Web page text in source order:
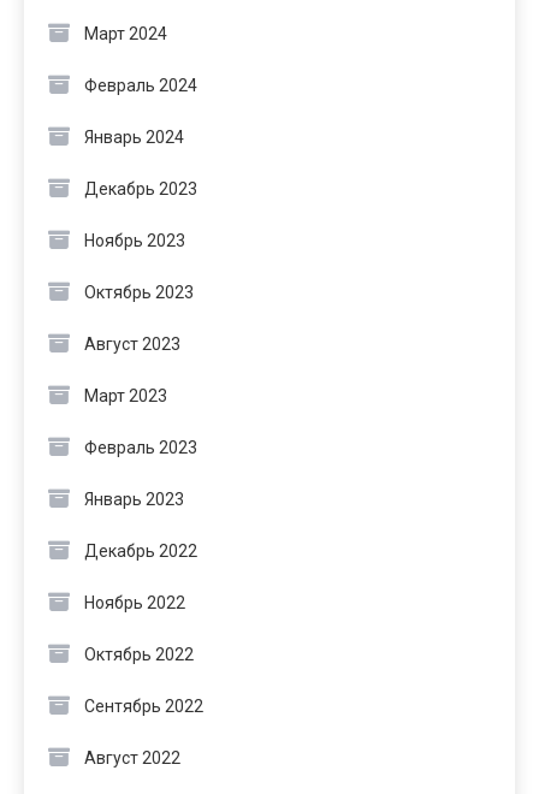
Март 2024
Февраль 2024
Январь 2024
Декабрь 2023
Ноябрь 2023
Октябрь 2023
Август 2023
Март 2023
Февраль 2023
Январь 2023
Декабрь 2022
Ноябрь 2022
Октябрь 2022
Сентябрь 2022
Август 2022